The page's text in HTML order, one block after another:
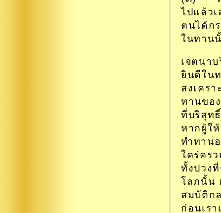
ไปแล้ว
ตนได้ก
ในทาน
เจตนา
ยินดีใน
สงเคร
ทานขอ
ที่บริสุท
หากผู้ใ
ทำทาน
ใคร่คร
ทั้งปวง
โลภนั้น
สมบัติก
ก่อนเร